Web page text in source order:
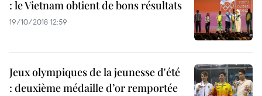
: le Vietnam obtient de bons résultats
19/10/2018 12:59
Jeux olympiques de la jeunesse d'été
: deuxième médaille d’or remportée